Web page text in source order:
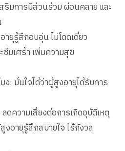
มการมีส่วนร่วม ผ่อนคลาย และ
ายุรู้สึกอบอุ่น ไม่โดดเดี่ยว
มเศร้า เพิ่มความสุข
ง: มั่นใจได้ว่าผู้สูงอายุได้รับการ
ดความเสี่ยงต่อการเกิดอุบัติเหตุ
อายุรู้สึกสบายใจ ไร้กังวล